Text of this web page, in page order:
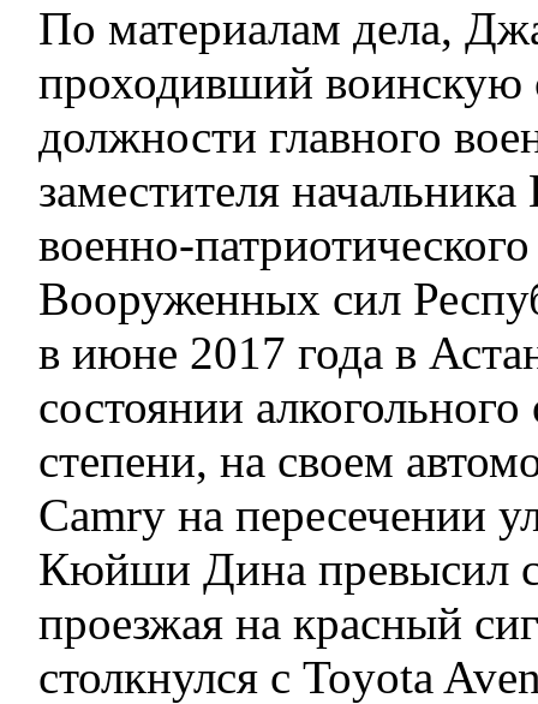
По материалам дела,
проходивший воинскую
должности главного
заместителя
военно-
Вооруженных сил
в июне 2017 года в
состоянии
степени, на своем
Camry на пересечении
Кюйши Дина превысил
проезжая на красный
столкнулся с Toyota